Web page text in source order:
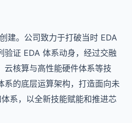
建。公司致力于打破当时 EDA
验证 EDA 体系动身，经过交融
云核算与高性能硬件体系等技
系的底层运算架构，打造面向未
系，以全新技能赋能和推进芯